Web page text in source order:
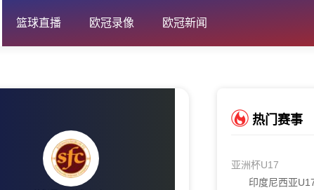
篮球直播 欧冠录像 欧冠新闻
热门赛事
亚洲杯U17
印度尼西亚